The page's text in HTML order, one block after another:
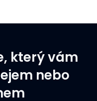
který vám
nebo